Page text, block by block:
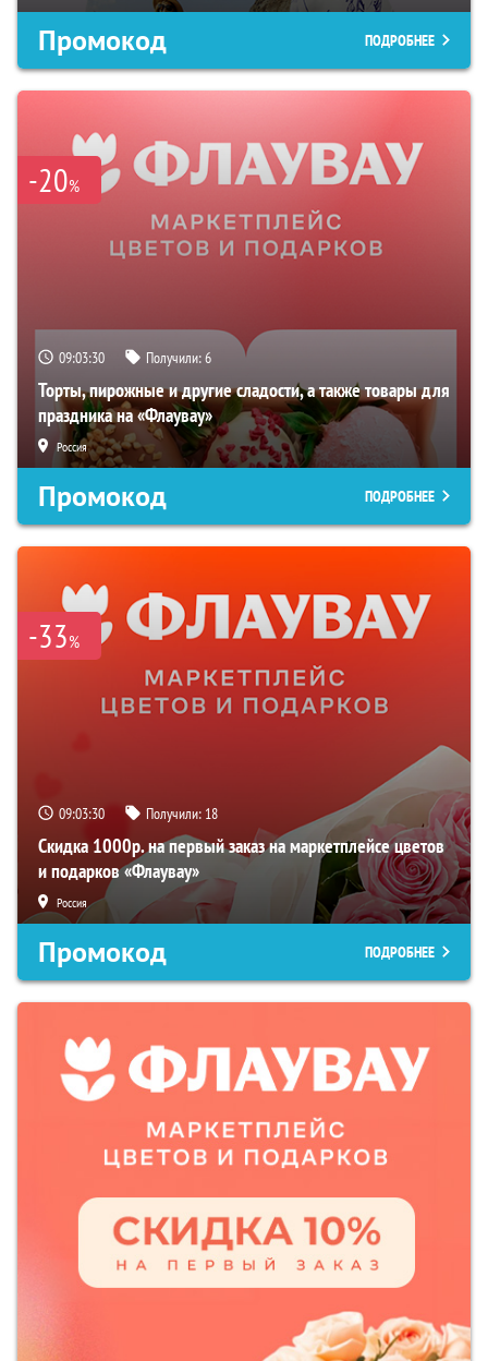
Промокод ПОДРОБНЕЕ
-20%
09:03:29 Получили:6
Торты, пирожные и другие сладости, а также товары для
праздника на «Флаувау»
Россия
Промокод ПОДРОБНЕЕ
-33%
09:03:29 Получили: 18
Скидка 1000р. на первый заказ на маркетплейсе цветов
и подарков «Флаувау»
Россия
Промокод ПОДРОБНЕЕ